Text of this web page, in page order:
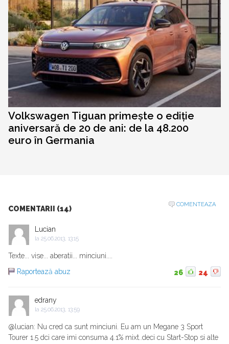
Volkswagen Tiguan primește o ediție
aniversară de 20 de ani: de la 48.200
euro în Germania
COMENTARII (14)
COMENTEAZA
Lucian
la 25.06.2013, 13:15
Texte... vise... aberatii... minciuni....
Raportează abuz
26 24
edrany
la 25.06.2013, 13:59
@lucian: Nu cred ca sunt minciuni. Eu am un Megane 3 Sport
Tourer 1.5 dci care imi consuma 4.1% mixt..deci cu Start-Stop si alte